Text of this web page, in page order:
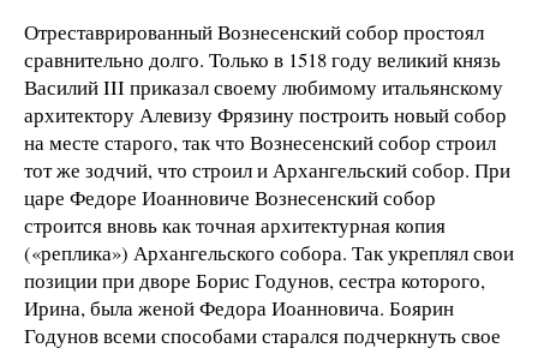
Отреставрированный Вознесенский собор простоял
сравнительно долго. Только в 1518 году великий князь
Василий III приказал своему любимому итальянскому
архитектору Алевизу Фрязину построить новый собор
на месте старого, так что Вознесенский собор строил
тот же зодчий, что строил и Архангельский собор. При
царе Федоре Иоанновиче Вознесенский собор
строится вновь как точная архитектурная копия
(«реплика») Архангельского собора. Так укреплял свои
позиции при дворе Борис Годунов, сестра которого,
Ирина, была женой Федора Иоанновича. Боярин
Годунов всеми способами старался подчеркнуть свое